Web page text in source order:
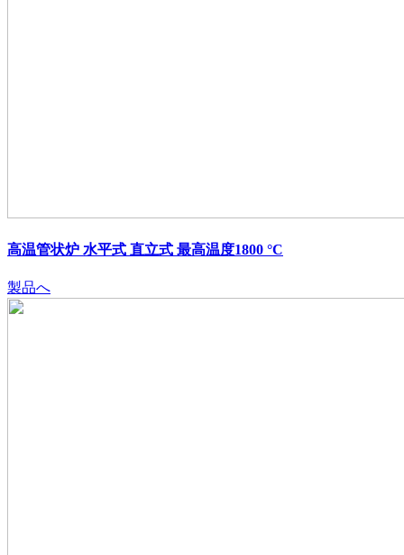
高温管状炉 水平式 直立式 最高温度1800 °C
製品へ